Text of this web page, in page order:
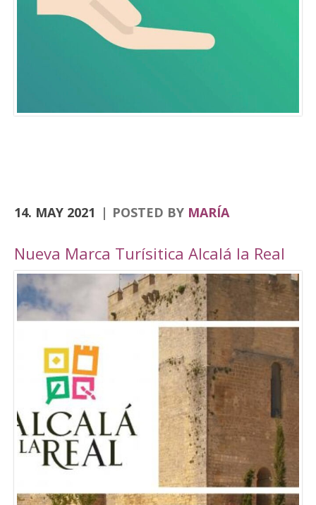
o el yacimiento de Domus Herculana, entre
otros. Incorpora la visita y entrada a la
Fortaleza de la Mota, con su Iglesia Abacial,
el apartado de senderismo, están previstas
14. MAY 2021 POSTED BY MARÍA
Nueva Marca Turísitica Alcalá la Real